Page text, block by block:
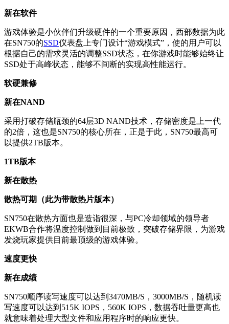
新在软件
游戏体验是小伙伴们升级硬件的一个重要原因，西部数据为此
在SN750的SSD仪表盘上专门设计“游戏模式”，使的用户可以
根据自己的需求灵活的调整SSD状态，在你游戏时能够始终让
SSD处于高峰状态，能够不间断的实现高性能运行。
软硬兼修
新在NAND
采用打破存储瓶颈的64层3D NAND技术，存储密度是上一代
的2倍，这也是SN750的核心所在，正是于此，SN750最高可
以提供2TB版本。
1TB版本
新在散热
散热可期（此为带散热片版本）
SN750在散热方面也是造诣很深，与PC冷却领域的领导者
EKWB合作将温度控制做到目前极致，突破存储界限，为游戏
发烧玩家提供目前最顶级的游戏体验。
速度更快
新在成绩
SN750顺序读写速度可以达到3470MB/S，3000MB/S，随机读
写速度可以达到515K IOPS，560K IOPS，数据吞吐量更高也
就意味着处理大型文件和应用程序时的响应更快。